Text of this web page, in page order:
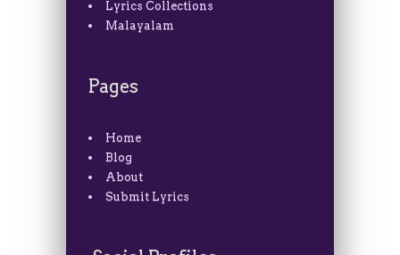
Lyrics Collections
Malayalam
Pages
Home
Blog
About
Submit Lyrics